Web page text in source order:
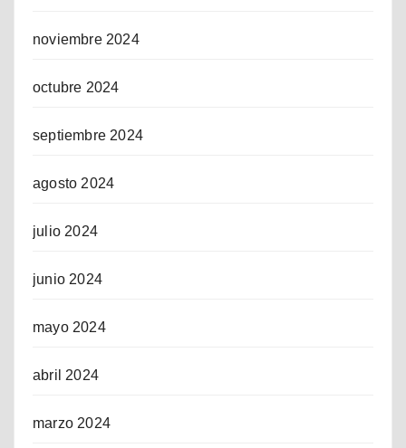
noviembre 2024
octubre 2024
septiembre 2024
agosto 2024
julio 2024
junio 2024
mayo 2024
abril 2024
marzo 2024